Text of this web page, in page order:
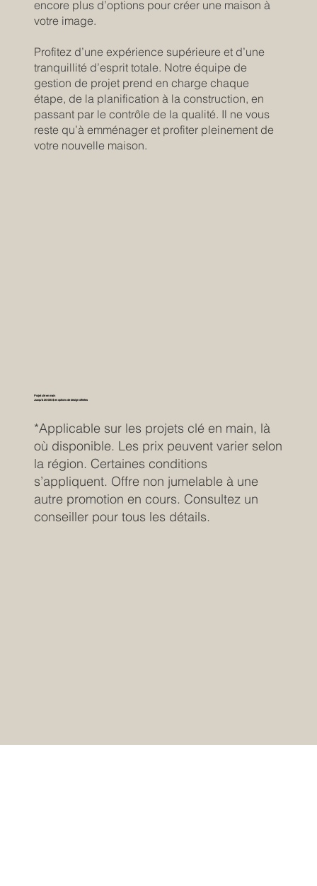
*Applicable sur les projets clé en main, là
où disponible. Les prix peuvent varier selon
la région. Certaines conditions
s’appliquent. Offre non jumelable à une
autre promotion en cours. Consultez un
conseiller pour tous les détails.
Projet clé en main
Jusqu’à 20 000 $ en options de design offertes
encore plus d’options pour créer une maison à
votre image.
Profitez d’une expérience supérieure et d’une
tranquillité d’esprit totale. Notre équipe de
gestion de projet prend en charge chaque
étape, de la planification à la construction, en
passant par le contrôle de la qualité. Il ne vous
reste qu’à emménager et profiter pleinement de
votre nouvelle maison.